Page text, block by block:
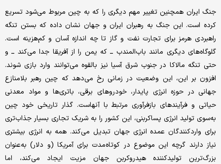
جنگ ایران همچنین تغییر مهم دیگری را که به چین مربوط می‌شود تسریع
کرده است. این جنگ به رهبران ایران و جهان نشان داده که بستن تنگه
راهبردی هرمز برای تجارت نفت و گاز تا چه اندازه آسان و کم‌هزینه است.
گلوگاه‌های دیگری مانند باب‌المندب ــ که یمن را از آفریقا جدا می‌کند ــ و
حتی تنگه مالاکا در جنوب شرق آسیا نیز بالقوه می‌توانند وارد بازی شوند.
افزون بر این، این وضعیت در زمانی رخ می‌دهد که چین رهبر بلامنازع
جهانی در حوزه انرژی پایدار، خودروهای برقی، باتری‌ها و مواد معدنی
حیاتی و فرآیندهای بازفرآوری مرتبط با آنهاست. گذار تاریخی خود چین
به‌سوی تولید انرژی پسا‌کربنی، این کشور را به شریک تجاری بسیار جذاب‌تری
برای واردکنندگان عمده انرژی جهان تبدیل می‌کند. همه به انرژی بیشتری
نیاز دارند گرچه این موضوع در کوتاه‌مدت برای آمریکا (و دلار) به‌عنوان
بزرگ‌ترین تولیدکننده هیدروکربن جهان مزیت ایجاد می‌کند، اما